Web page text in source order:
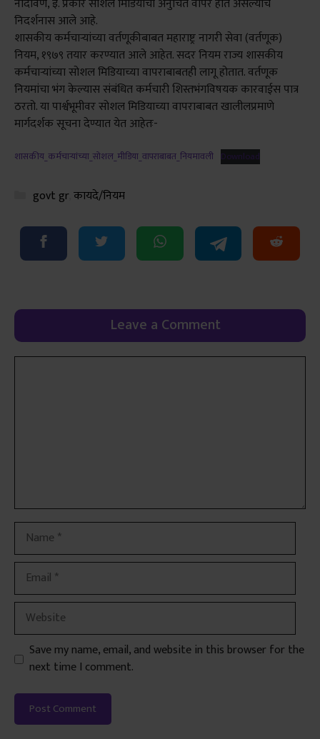
नोंदविणे, इ. प्रकारे सोशल मिडियाचा अनुचित वापर होत असल्याचे
निदर्शनास आले आहे.
शासकीय कर्मचाऱ्यांच्या वर्तणूकीबाबत महाराष्ट्र नागरी सेवा (वर्तणूक)
नियम, १९७९ तयार करण्यात आले आहेत. सदर नियम राज्य शासकीय
कर्मचाऱ्यांच्या सोशल मिडियाच्या वापराबाबतही लागू होतात. वर्तणूक
नियमांचा भंग केल्यास संबंधित कर्मचारी शिस्तभंगविषयक कारवाईस पात्र
ठरतो. या पार्श्वभूमीवर सोशल मिडियाच्या वापराबाबत खालीलप्रमाणे
मार्गदर्शक सूचना देण्यात येत आहेतः-
शासकीय_कर्मचाऱ्यांच्या_सोशल_मीडिया_वापराबाबत_नियमावली Download
Categories
govt gr, कायदे/नियम
Leave a Comment
Name
Email
Website
Save my name, email, and website in this browser for the
next time I comment.